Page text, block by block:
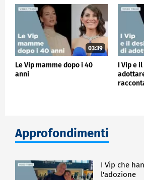
03:39
Le Vip mamme dopo i 40
anni
I Vip e
Approfondimenti
I Vip che
l'adozione